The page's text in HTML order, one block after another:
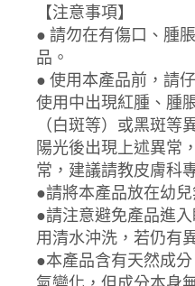
【注意事項】
● 請勿在有傷口、腫
品。
● 使用本產品前，請
使用中出現紅腫、腫
（白斑等）或黑斑等
陽光後出現上述異常
常，建議請教皮膚科
●請將本產品放在幼
●請注意避免產品進
用清水沖洗，若仍有
●本產品含有天然成